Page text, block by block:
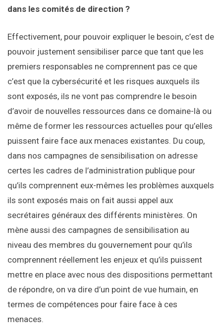
dans les comités de direction ?
Effectivement, pour pouvoir expliquer le besoin, c’est de
pouvoir justement sensibiliser parce que tant que les
premiers responsables ne comprennent pas ce que
c’est que la cybersécurité et les risques auxquels ils
sont exposés, ils ne vont pas comprendre le besoin
d’avoir de nouvelles ressources dans ce domaine-là ou
même de former les ressources actuelles pour qu’elles
puissent faire face aux menaces existantes. Du coup,
dans nos campagnes de sensibilisation on adresse
certes les cadres de l’administration publique pour
qu’ils comprennent eux-mêmes les problèmes auxquels
ils sont exposés mais on fait aussi appel aux
secrétaires généraux des différents ministères. On
mène aussi des campagnes de sensibilisation au
niveau des membres du gouvernement pour qu’ils
comprennent réellement les enjeux et qu’ils puissent
mettre en place avec nous des dispositions permettant
de répondre, on va dire d’un point de vue humain, en
termes de compétences pour faire face à ces
menaces.